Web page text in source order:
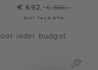
€ 692,-€ 865,-
Excl. Tax & BTW
ieder budget